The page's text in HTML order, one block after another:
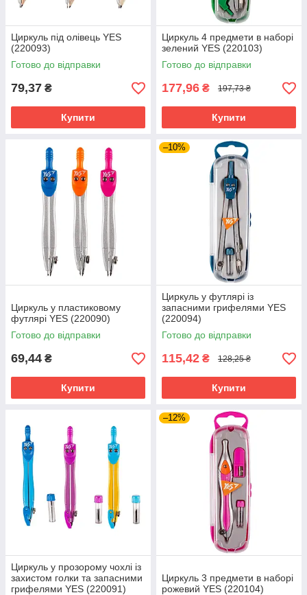
Циркуль під олівець YES
(220093)
Готово до відправки
79,37 ₴
Купити
Циркуль 4 предмети в наборі
зелений YES (220103)
Готово до відправки
177,96 ₴ 197,73 ₴
Купити
Циркуль у пластиковому
футлярі YES (220090)
Готово до відправки
69,44 ₴
Купити
–10%
Циркуль у футлярі із
запасними грифелями YES
(220094)
Готово до відправки
115,42 ₴ 128,25 ₴
Купити
Циркуль у прозорому чохлі із
захистом голки та запасними
грифелями YES (220091)
–12%
Циркуль 3 предмети в наборі
рожевий YES (220104)